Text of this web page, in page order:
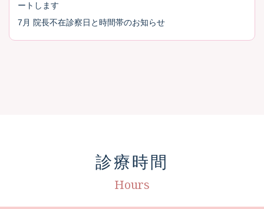
ートします
7月 院長不在診察日と時間帯のお知らせ
診療時間
Hours